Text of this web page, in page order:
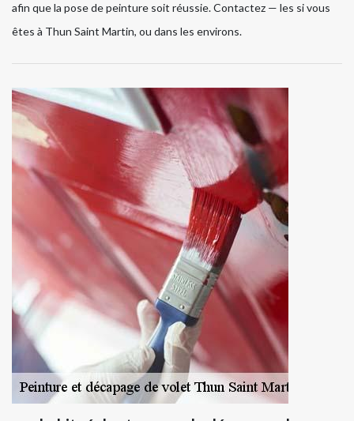
afin que la pose de peinture soit réussie. Contactez — les si vous
êtes à Thun Saint Martin, ou dans les environs.